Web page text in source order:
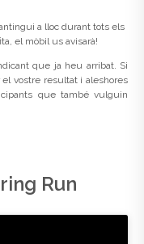
a lloc durant tots els
el mòbil us avisarà!
que ja heu arribat. Si
vostre resultat i aleshores
que també vulguin
Run